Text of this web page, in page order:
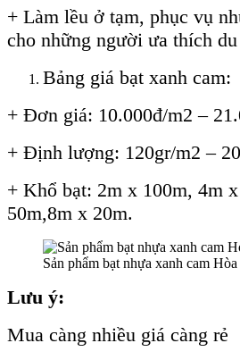
+ Làm lều ở tạm, phục vụ
cho những người ưa thích
Bảng giá bạt xanh cam:
+ Đơn giá: 10.000đ/m2 –
+ Định lượng: 120gr/m2 –
+ Khổ bạt: 2m x 100m, 4m
50m,8m x 20m.
Sản phẩm bạt nhựa xanh cam
Lưu ý:
Mua càng nhiều giá càng rẻ